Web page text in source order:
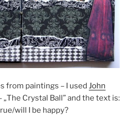
from paintings – I used John
„The Crystal Ball” and the text is:
will I be happy?